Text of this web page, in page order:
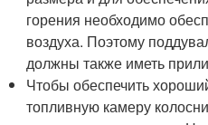
горения необходимо
воздуха. Поэтому
должны также иметь
Чтобы обеспечить
топливную камеру